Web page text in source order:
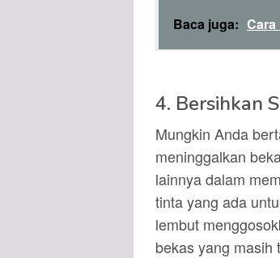
Baca juga: Cara
4. Bersihkan
Mungkin Anda
meninggalkan
lainnya dalam
tinta yang ada
lembut
bekas yang masih